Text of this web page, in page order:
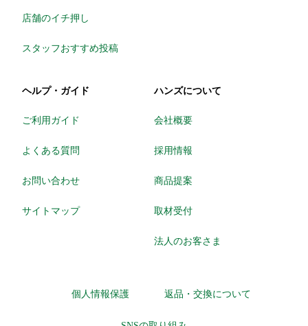
店舗のイチ押し
スタッフおすすめ投稿
ヘルプ・ガイド
ご利用ガイド
よくある質問
お問い合わせ
サイトマップ
ハンズについて
会社概要
採用情報
商品提案
取材受付
法人のお客さま
個人情報保護 返品・交換について